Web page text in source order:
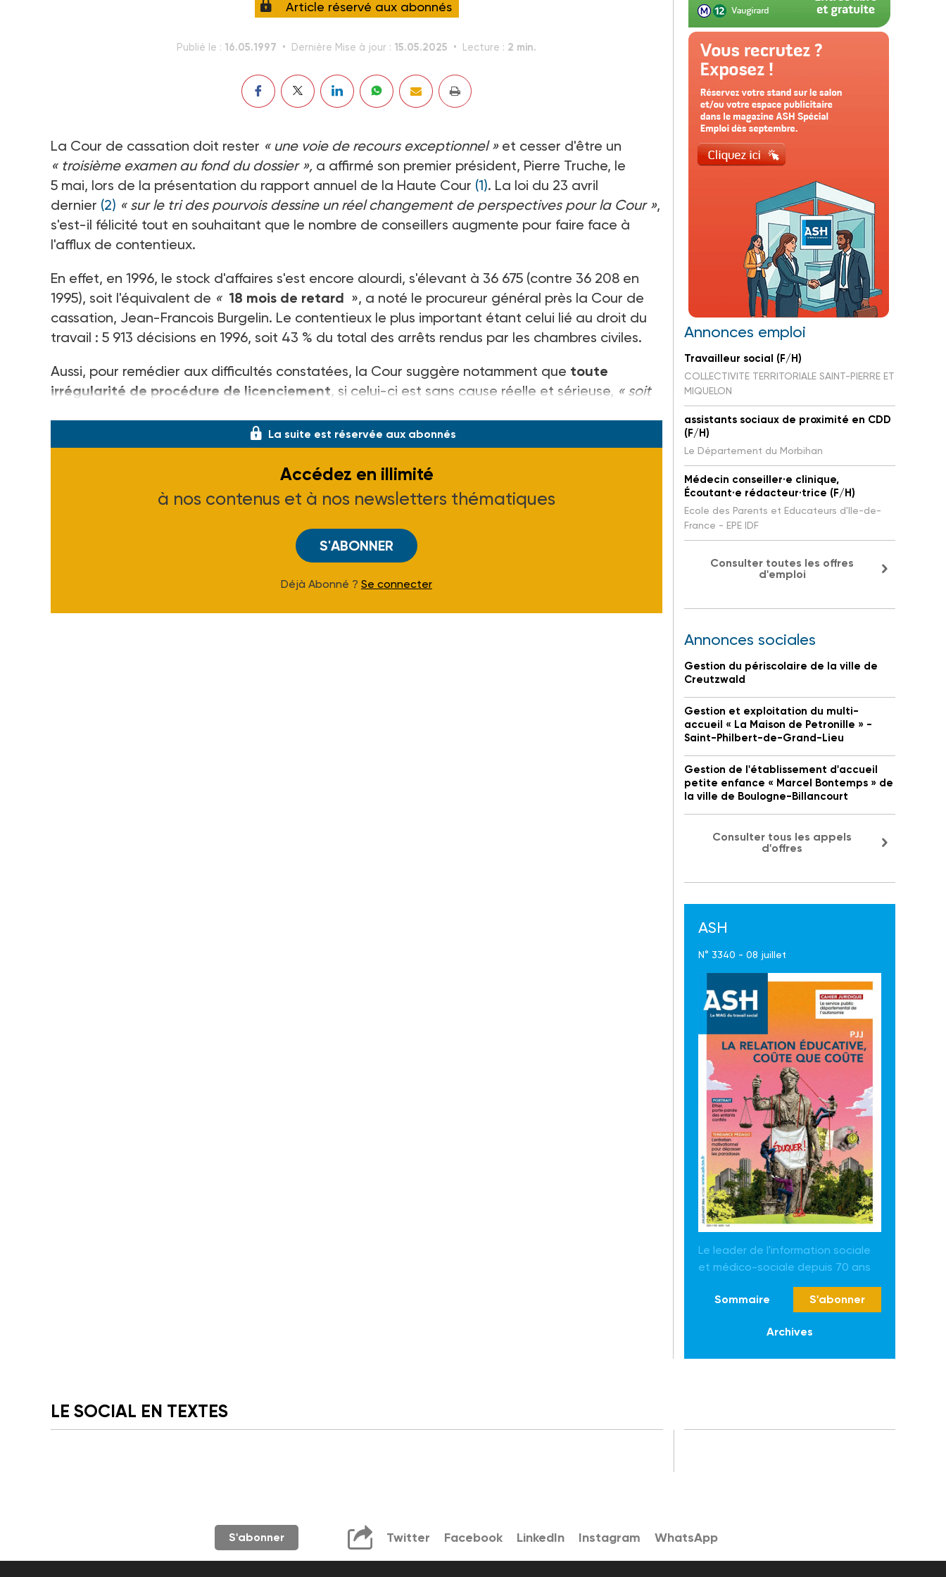
Article réservé aux abonnés
Publié le : 16.05.1997 Dernière Mise à jour : 15.05.2025 Lecture : 2 min.
La Cour de cassation doit rester « une voie de recours exceptionnel »et cesser d'être un
« troisième examen au fond du dossier », a affirmé son premier président, Pierre Truche, le
5 mai, lors de la présentation du rapport annuel de la Haute Cour (1). La loi du 23 avril
dernier (2) « sur le tri des pourvois dessine un réel changement de perspectives pour la Cour »,
s'est-il félicité tout en souhaitant que le nombre de conseillers augmente pour faire face à
l'afflux de contentieux.
En effet, en 1996, le stock d'affaires s'est encore alourdi, s'élevant à 36 675 (contre 36 208 en
1995), soit l'équivalent de « 18 mois de retard », a noté le procureur général près la Cour de
cassation, Jean-Francois Burgelin. Le contentieux le plus important étant celui lié au droit du
travail : 5 913 décisions en 1996, soit 43 % du total des arrêts rendus par les chambres civiles.
Aussi, pour remédier aux difficultés constatées, la Cour suggère notamment que toute
irrégularité de procédure de licenciement, si celui-ci est sans cause réelle et sérieuse, « soit
La suite est réservée aux abonnés
Accédez en illimité
à nos contenus et à nos newsletters thématiques
S'ABONNER
Déjà Abonné ? Se connecter
Annonces emploi
Travailleur social (F/H)
COLLECTIVITE TERRITORIALE SAINT-PIERRE ET
MIQUELON
assistants sociaux de proximité en CDD
(F/H)
Le Département du Morbihan
Médecin conseiller·e clinique,
Écoutant·e rédacteur·trice (F/H)
Ecole des Parents et Educateurs d'Ile-de-
France - EPE IDF
Consulter toutes les offres
d'emploi
Annonces sociales
Gestion du périscolaire de la ville de
Creutzwald
Gestion et exploitation du multi-
accueil « La Maison de Petronille » -
Saint-Philbert-de-Grand-Lieu
Gestion de l'établissement d'accueil
petite enfance « Marcel Bontemps » de
la ville de Boulogne-Billancourt
Consulter tous les appels
d'offres
ASH
N° 3340 - 08 juillet
Le leader de l'information sociale
et médico-sociale depuis 70 ans
Sommaire S'abonner
Archives
LE SOCIAL EN TEXTES
S'abonner Twitter Facebook LinkedIn Instagram WhatsApp